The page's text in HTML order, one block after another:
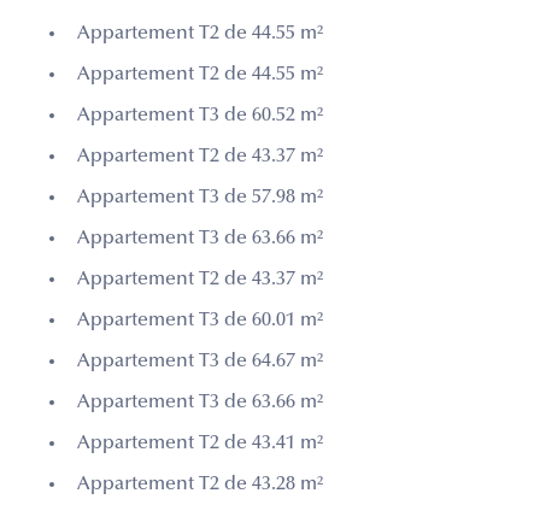
Appartement T2 de 44.55 m²
Appartement T2 de 44.55 m²
Appartement T3 de 60.52 m²
Appartement T2 de 43.37 m²
Appartement T3 de 57.98 m²
Appartement T3 de 63.66 m²
Appartement T2 de 43.37 m²
Appartement T3 de 60.01 m²
Appartement T3 de 64.67 m²
Appartement T3 de 63.66 m²
Appartement T2 de 43.41 m²
Appartement T2 de 43.28 m²